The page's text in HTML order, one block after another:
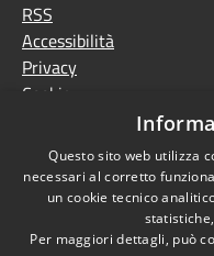
RSS
Accessibilità
Privacy
Cookie
Questo sito web utilizza
necessari al corretto
un cookie tecnico
Per maggiori dettagli, può